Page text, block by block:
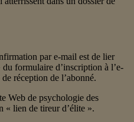
par e-mail est de lier
du formulaire d’inscription à l’e-
réception de l’abonné.
Web de psychologie des
« lien de tireur d’élite ».